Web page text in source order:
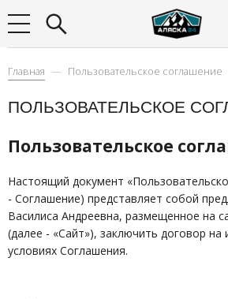
Главная Пользовательское соглашение
ПОЛЬЗОВАТЕЛЬСКОЕ
Пользовательское
Настоящий документ
- Соглашение) представляет собой
Василиса Андреевна, размещенное на
(далее - «Сайт»), заключить договор
условиях Соглашения.